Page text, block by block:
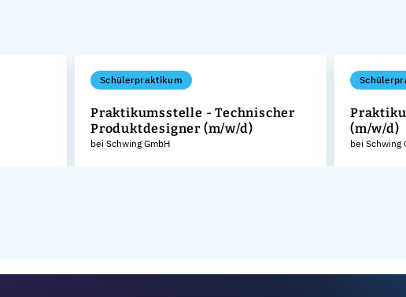
Schülerpraktikum
Praktikumsstelle - Technischer
Produktdesigner (m/w/d)
bei Schwing GmbH
(m/w/d)
bei Schwing